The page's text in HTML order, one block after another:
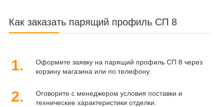
Как заказать парящий профиль СП 8
1.
Оформите заявку на парящий профиль СП 8 через
корзину магазина или по телефону.
2.
Оговорите с менеджером условия поставки и
технические характеристики отделки.